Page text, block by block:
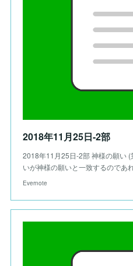
2018年11月25日-2部
2018年11月25日-2部 神様の願い
いが神様の願いと一致するのであ
Evernote